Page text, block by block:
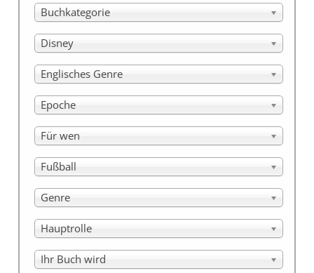
Buchkategorie
Disney
Englisches Genre
Epoche
Für wen
Fußball
Genre
Hauptrolle
Ihr Buch wird